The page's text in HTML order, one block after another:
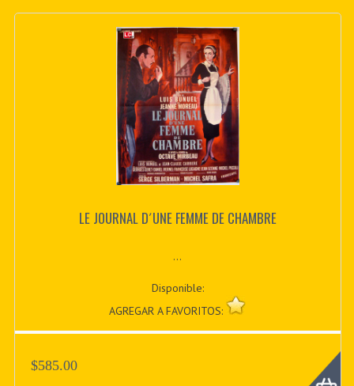
LE JOURNAL D´UNE FEMME DE CHAMBRE
...
Disponible:
AGREGAR A FAVORITOS:
$585.00